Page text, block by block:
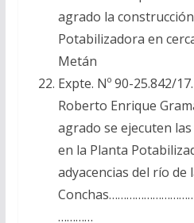
agrado la
Potabilizadora en
Metán
Expte. Nº 90-25.842/
Roberto Enrique
agrado se ejecuten
en la Planta
adyacencias del río de
…………